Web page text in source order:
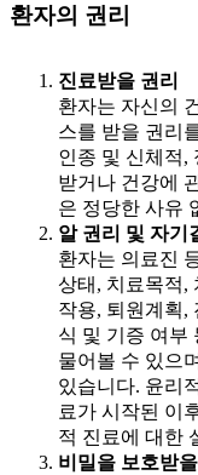
환자의 권리
진료받을 권리
환자는 자신의
스를 받을 권리
인종 및 신체적,
받거나 건강에
은 정당한 사유
알 권리 및 자기
환자는 의료진
상태, 치료목적,
작용, 퇴원계획,
식 및 기증 여부
물어볼 수 있으
있습니다. 윤리
료가 시작된 이
적 진료에 대한
비밀을 보호받